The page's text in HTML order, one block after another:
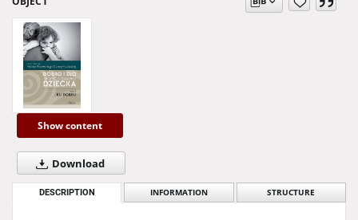
Show content
Download
DESCRIPTION INFORMATION STRUCTURE